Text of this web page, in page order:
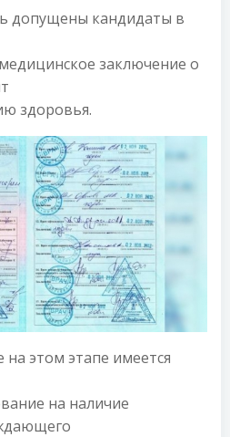
допущены кандидаты в
заключение о
здоровья.
на этом этапе имеется
на наличие